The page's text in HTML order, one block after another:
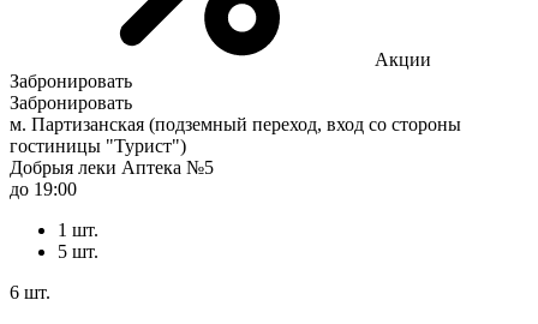
Акции
Забронировать
Забронировать
м. Партизанская (подземный переход, вход со стороны
гостиницы "Турист")
Добрыя леки Аптека №5
до 19:00
1 шт.
5 шт.
6 шт.